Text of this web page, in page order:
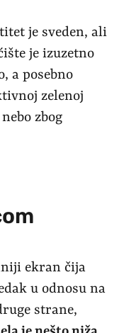
je sveden, ali
je izuzetno
a posebno
zelenoj
zbog
ekran čija
u odnosu na
strane,